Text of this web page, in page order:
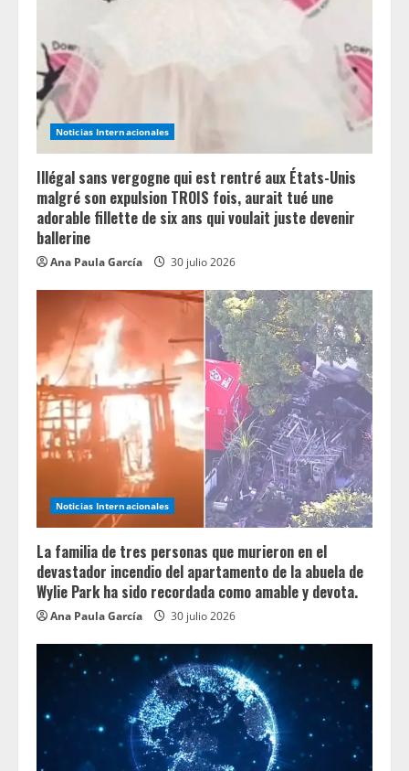
Noticias Internacionales
Illégal sans vergogne qui est rentré aux États-Unis
malgré son expulsion TROIS fois, aurait tué une
adorable fillette de six ans qui voulait juste devenir
ballerine
Ana Paula García 30 julio 2026
Noticias Internacionales
La familia de tres personas que murieron en el
devastador incendio del apartamento de la abuela de
Wylie Park ha sido recordada como amable y devota.
Ana Paula García 30 julio 2026